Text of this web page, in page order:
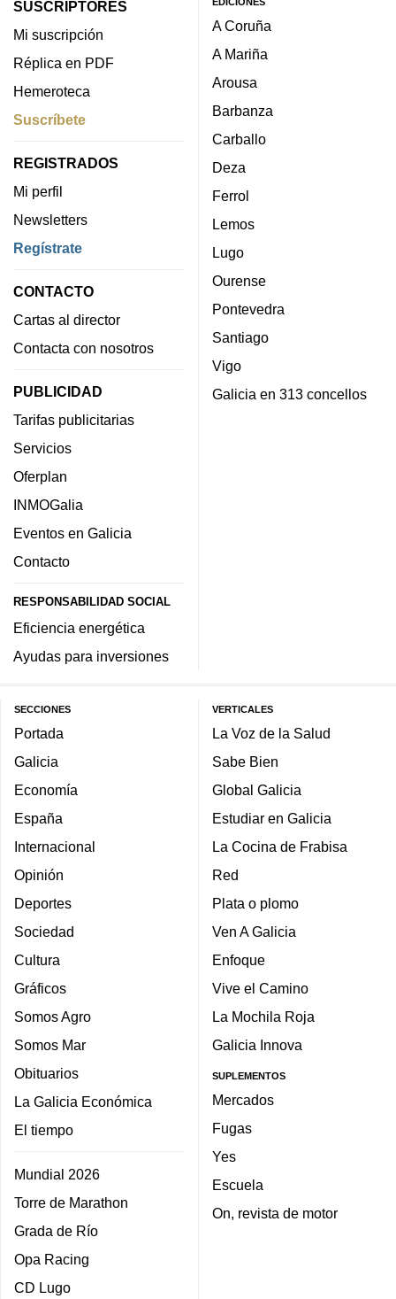
SUSCRIPTORES
Mi suscripción
Réplica en PDF
Hemeroteca
Suscríbete
REGISTRADOS
Mi perfil
Newsletters
Regístrate
CONTACTO
Cartas al director
Contacta con nosotros
PUBLICIDAD
Tarifas publicitarias
Servicios
Oferplan
INMOGalia
Eventos en Galicia
Contacto
RESPONSABILIDAD SOCIAL
Eficiencia energética
Ayudas para inversiones
A Coruña
A Mariña
Arousa
Barbanza
Carballo
Deza
Ferrol
Lemos
Lugo
Ourense
Pontevedra
Santiago
Vigo
Galicia en 313 concellos
SECCIONES
Portada
Galicia
Economía
España
Internacional
Opinión
Deportes
Sociedad
Cultura
Gráficos
Somos Agro
Somos Mar
Obituarios
La Galicia Económica
El tiempo
Mundial 2026
Torre de Marathon
Grada de Río
Opa Racing
CD Lugo
VERTICALES
La Voz de la Salud
Sabe Bien
Global Galicia
Estudiar en Galicia
La Cocina de Frabisa
Red
Plata o plomo
Ven A Galicia
Enfoque
Vive el Camino
La Mochila Roja
Galicia Innova
SUPLEMENTOS
Mercados
Fugas
Yes
Escuela
On, revista de motor